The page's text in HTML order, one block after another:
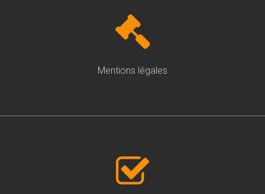
Mentions légales